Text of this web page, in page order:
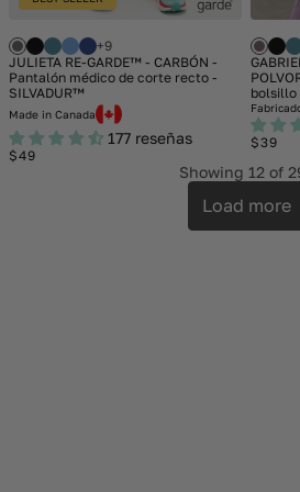
+9
JULIETA RE-GARDE™ - CARBÓN -
Pantalón médico de corte recto -
SILVADUR™
Made in Canada
177 reseñas
Regular
$49
bolsillo
Regular
$39
Showing 12 of
Load more